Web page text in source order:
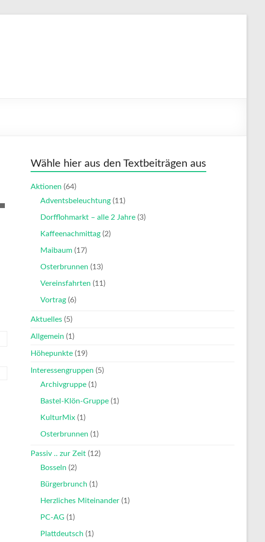
Wähle hier aus den Textbeiträgen aus
Aktionen (64)
Adventsbeleuchtung (11)
Dorfflohmarkt – alle 2 Jahre (3)
Kaffeenachmittag (2)
Maibaum (17)
Osterbrunnen (13)
Vereinsfahrten (11)
Vortrag (6)
Aktuelles (5)
Allgemein (1)
Höhepunkte (19)
Interessengruppen (5)
Archivgruppe (1)
Bastel-Klön-Gruppe (1)
KulturMix (1)
Osterbrunnen (1)
Passiv .. zur Zeit (12)
Bosseln (2)
Bürgerbrunch (1)
Herzliches Miteinander (1)
PC-AG (1)
Plattdeutsch (1)